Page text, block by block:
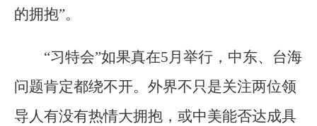
的拥抱”。
“习特会”如果真在5月举行，中东、台海
问题肯定都绕不开。外界不只是关注两位领
导人有没有热情大拥抱，或中美能否达成具